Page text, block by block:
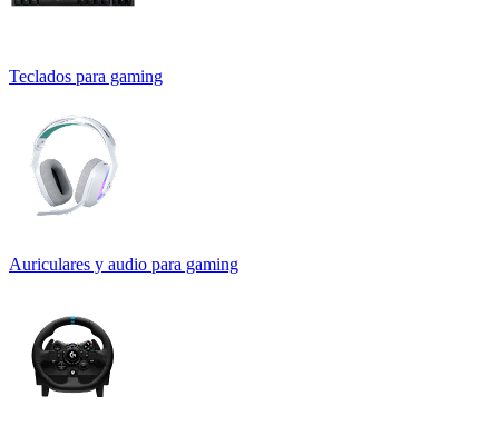
Teclados para gaming
Auriculares y audio para gaming